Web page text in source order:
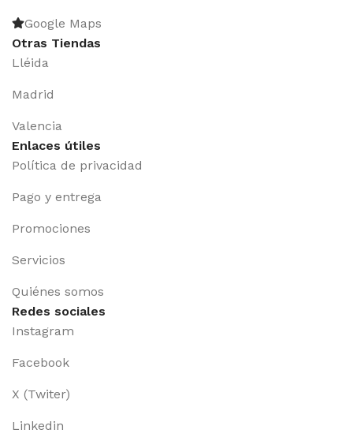
Google Maps
Otras Tiendas
Lléida
Madrid
Valencia
Enlaces útiles
Política de privacidad
Pago y entrega
Promociones
Servicios
Quiénes somos
Redes sociales
Instagram
Facebook
X (Twiter)
Linkedin